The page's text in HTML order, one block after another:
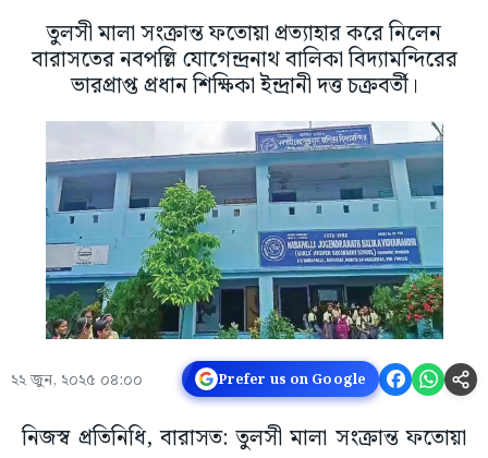
তুলসী মালা সংক্রান্ত ফতোয়া প্রত্যাহার করে নিলেন
বারাসতের নবপল্লি যোগেন্দ্রনাথ বালিকা বিদ্যামন্দিরের
ভারপ্রাপ্ত প্রধান শিক্ষিকা ইন্দ্রানী দত্ত চক্রবর্তী।
২২ জুন, ২০২৫ ০৪:০০ Prefer us on Google
নিজস্ব প্রতিনিধি, বারাসত: তুলসী মালা সংক্রান্ত ফতোয়া